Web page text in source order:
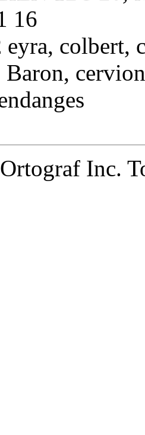
16
eyra, colbert,
Baron,
Inc.